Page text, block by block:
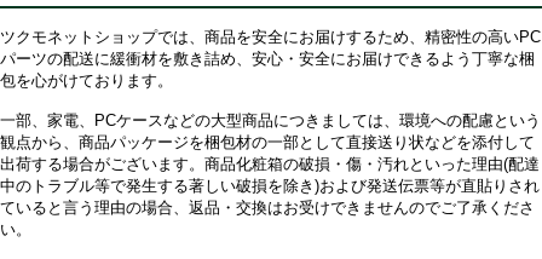
ツクモネットショップでは、商品を安全にお届けするため、精密性の高いPC
パーツの配送に緩衝材を敷き詰め、安心・安全にお届けできるよう丁寧な梱
包を心がけております。
一部、家電、PCケースなどの大型商品につきましては、環境への配慮という
観点から、商品パッケージを梱包材の一部として直接送り状などを添付して
出荷する場合がございます。商品化粧箱の破損・傷・汚れといった理由(配達
中のトラブル等で発生する著しい破損を除き)および発送伝票等が直貼りされ
ていると言う理由の場合、返品・交換はお受けできませんのでご了承くださ
い。